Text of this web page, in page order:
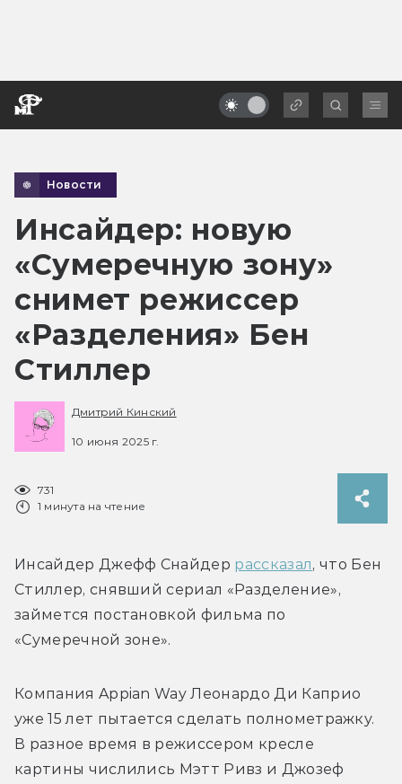
Новости
Инсайдер: новую
«Сумеречную зону»
снимет режиссер
«Разделения» Бен
Стиллер
Дмитрий Кинский
10 июня 2025 г.
731
1 минута на чтение
Инсайдер Джефф Снайдер рассказал, что Бен
Стиллер, снявший сериал «Разделение»,
займется постановкой фильма по
«Сумеречной зоне».
Компания Appian Way Леонардо Ди Каприо
уже 15 лет пытается сделать полнометражку.
В разное время в режиссером кресле
картины числились Мэтт Ривз и Джозеф